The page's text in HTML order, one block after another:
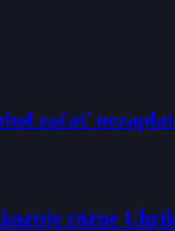
začať
rázne